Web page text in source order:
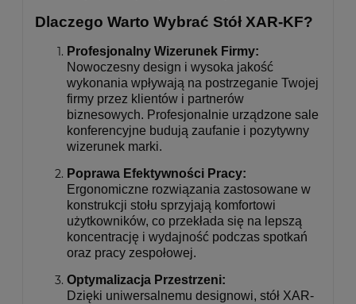
Dlaczego Warto Wybrać Stół XAR-KF?
Profesjonalny Wizerunek Firmy:
Nowoczesny design i wysoka jakość
wykonania wpływają na postrzeganie Twojej
firmy przez klientów i partnerów
biznesowych. Profesjonalnie urządzone sale
konferencyjne budują zaufanie i pozytywny
wizerunek marki.
Poprawa Efektywności Pracy:
Ergonomiczne rozwiązania zastosowane w
konstrukcji stołu sprzyjają komfortowi
użytkowników, co przekłada się na lepszą
koncentrację i wydajność podczas spotkań
oraz pracy zespołowej.
Optymalizacja Przestrzeni:
Dzięki uniwersalnemu designowi, stół XAR-